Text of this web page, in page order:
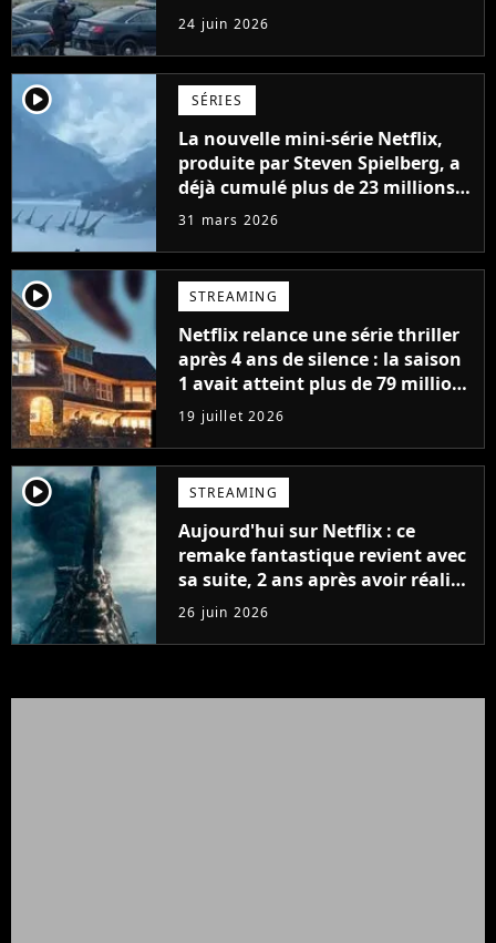
24 juin 2026
player2 SÉRIES
La nouvelle mini-série Netflix,
produite par Steven Spielberg, a
déjà cumulé plus de 23 millions
de vues
31 mars 2026
player2 STREAMING
Netflix relance une série thriller
après 4 ans de silence : la saison
1 avait atteint plus de 79 millions
de vues
19 juillet 2026
player2 STREAMING
Aujourd'hui sur Netflix : ce
remake fantastique revient avec
sa suite, 2 ans après avoir réalisé
60 millions de vues et régné 6
semaines dans le Top 10
26 juin 2026